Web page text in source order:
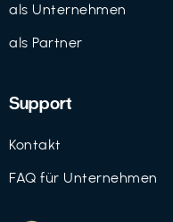
als Unternehmen
als Partner
Support
Kontakt
FAQ für Unternehmen